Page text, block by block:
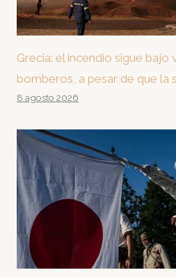
Grecia: el incendio sigue bajo
bomberos, a pesar de que la
8 agosto 2026